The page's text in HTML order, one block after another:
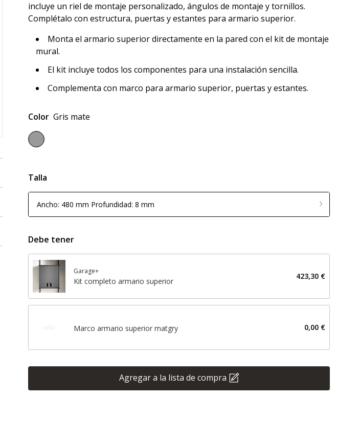
incluye un riel de montaje personalizado, ángulos de montaje y tornillos.
Complétalo con estructura, puertas y estantes para armario superior.
Monta el armario superior directamente en la pared con el kit de montaje
mural.
El kit incluye todos los componentes para una instalación sencilla.
Complementa con marco para armario superior, puertas y estantes.
Color Gris mate
Talla
Ancho: 480 mm Profundidad: 8 mm
Debe tener
Garage+
Kit completo armario superior
423,30 €
Marco armario superior matgry 0,00 €
Agregar a la lista de compra